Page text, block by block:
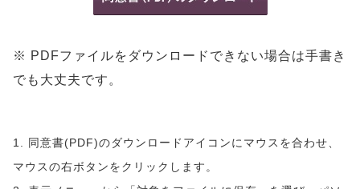
※ PDFファイルをダウンロードできない場合は手書き
でも大丈夫です。
1. 同意書(PDF)のダウンロードアイコンにマウスを合わせ、
マウスの右ボタンをクリックします。